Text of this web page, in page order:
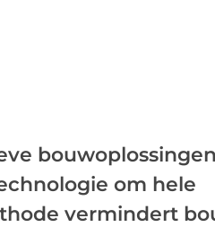
bouwoplossingen
om hele
vermindert